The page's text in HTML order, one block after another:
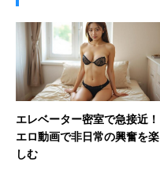
エレベーター密室で急接近！
エロ動画で非日常の興奮を楽
しむ